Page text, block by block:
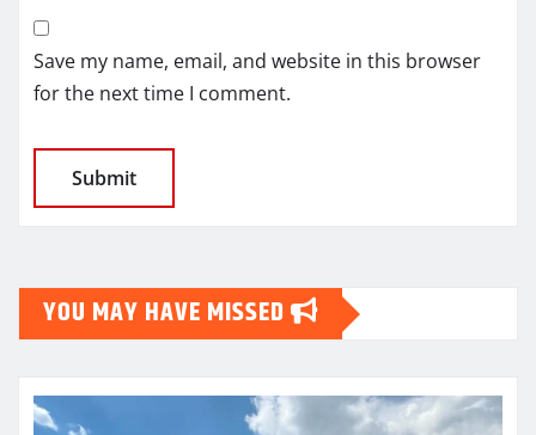
Save my name, email, and website in this browser
for the next time I comment.
YOU MAY HAVE MISSED